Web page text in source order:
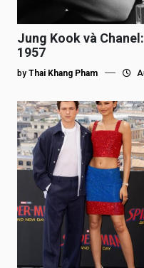
Jung Kook và
1957
by Thai Khang Pham